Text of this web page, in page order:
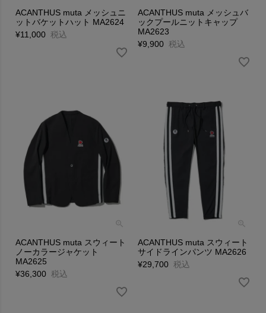
ACANTHUS muta メッシュニ
ットバケットハット MA2624
¥11,000 税込
ACANTHUS muta メッシュバ
ックプールニットキャップ
MA2623
¥9,900 税込
ACANTHUS muta スウィート
ノーカラージャケット
MA2625
¥36,300 税込
ACANTHUS muta スウィート
サイドラインパンツ MA2626
¥29,700 税込